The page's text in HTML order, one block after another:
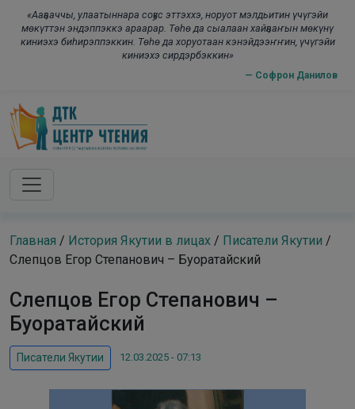
«Ааҕааччы, улаатыннара соҕус эттэххэ, норуот мэлдьитин үчүгэйи
мөкүттэн эндэппэккэ араарар. Төһө да сыалаан хайҕааҥын мөкүнү
киниэхэ биһирэппэккин. Төһө да хоруотаан кэнэйдээҥҥин, үчүгэйи
киниэхэ сирдэрбэккин»
— Софрон Данилов
Skip to main content
Главная / История Якутии в лицах / Писатели Якутии /
Слепцов Егор Степанович – Буоратайский
Слепцов Егор Степанович –
Буоратайский
Писатели Якутии 12.03.2025 - 07:13